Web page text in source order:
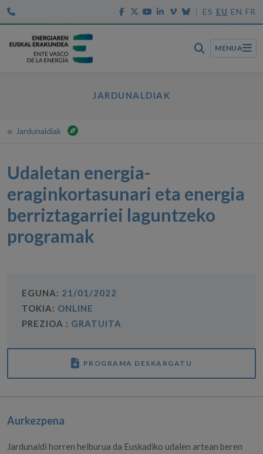
ES EU EN FR
MENUA
JARDUNALDIAK
Udaletan energia-eraginkortasunari eta energia berriztagarriei laguntzeko programak
Jardunaldiak
Udaletan energia-
eraginkortasunari eta energia
berriztagarriei laguntzeko
programak
EGUNA: 21/01/2022
TOKIA: ONLINE
PREZIOA : GRATUITA
PROGRAMA DESKARGATU
Aurkezpena
Jardunaldi horren helburua da Euskadiko udalen artean beren